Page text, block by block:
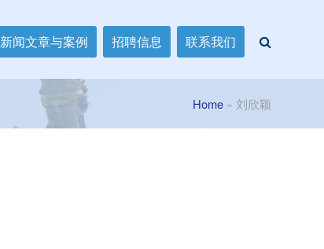
新闻文章与案例 招聘信息 联系我们
Home» 刘欣颖